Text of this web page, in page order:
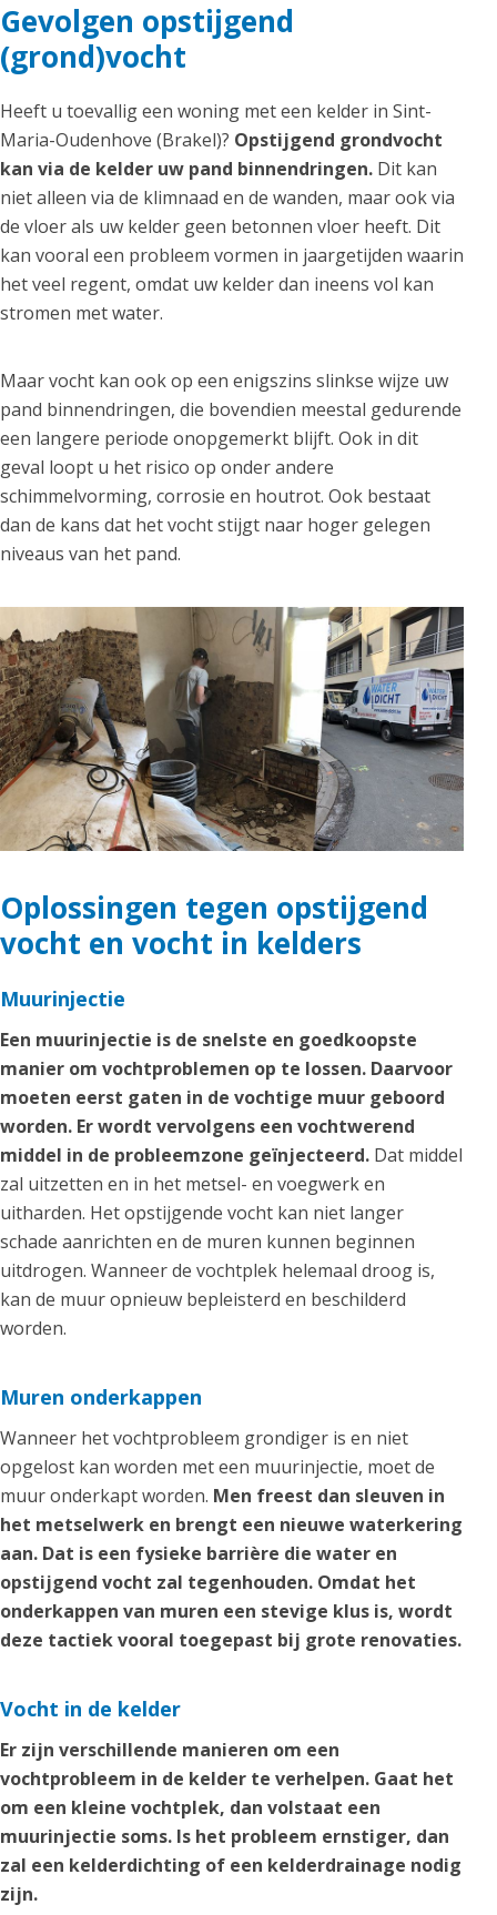
Gevolgen opstijgend
(grond)vocht
Heeft u toevallig een woning met een kelder in Sint-
Maria-Oudenhove (Brakel)? Opstijgend grondvocht
kan via de kelder uw pand binnendringen. Dit kan
niet alleen via de klimnaad en de wanden, maar ook via
de vloer als uw kelder geen betonnen vloer heeft. Dit
kan vooral een probleem vormen in jaargetijden waarin
het veel regent, omdat uw kelder dan ineens vol kan
stromen met water.
Maar vocht kan ook op een enigszins slinkse wijze uw
pand binnendringen, die bovendien meestal gedurende
een langere periode onopgemerkt blijft. Ook in dit
geval loopt u het risico op onder andere
schimmelvorming, corrosie en houtrot. Ook bestaat
dan de kans dat het vocht stijgt naar hoger gelegen
niveaus van het pand.
Oplossingen tegen opstijgend
vocht en vocht in kelders
Muurinjectie
Een muurinjectie is de snelste en goedkoopste
manier om vochtproblemen op te lossen. Daarvoor
moeten eerst gaten in de vochtige muur geboord
worden. Er wordt vervolgens een vochtwerend
middel in de probleemzone geïnjecteerd. Dat middel
zal uitzetten en in het metsel- en voegwerk en
uitharden. Het opstijgende vocht kan niet langer
schade aanrichten en de muren kunnen beginnen
uitdrogen. Wanneer de vochtplek helemaal droog is,
kan de muur opnieuw bepleisterd en beschilderd
worden.
Muren onderkappen
Wanneer het vochtprobleem grondiger is en niet
opgelost kan worden met een muurinjectie, moet de
muur onderkapt worden. Men freest dan sleuven in
het metselwerk en brengt een nieuwe waterkering
aan. Dat is een fysieke barrière die water en
opstijgend vocht zal tegenhouden. Omdat het
onderkappen van muren een stevige klus is, wordt
deze tactiek vooral toegepast bij grote renovaties.
Vocht in de kelder
Er zijn verschillende manieren om een
vochtprobleem in de kelder te verhelpen. Gaat het
om een kleine vochtplek, dan volstaat een
muurinjectie soms. Is het probleem ernstiger, dan
zal een kelderdichting of een kelderdrainage nodig
zijn.